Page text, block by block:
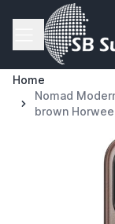
Ga naar de inhoud
Home
Nomad
brown